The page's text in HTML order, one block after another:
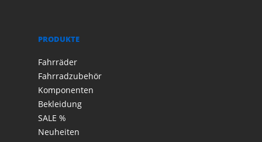
PRODUKTE
Fahrräder
Fahrradzubehör
Komponenten
Bekleidung
SALE %
Neuheiten